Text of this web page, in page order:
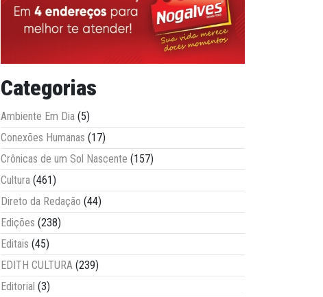
Categorias
Ambiente Em Dia (5)
Conexões Humanas (17)
Crônicas de um Sol Nascente (157)
Cultura (461)
Direto da Redação (44)
Edições (238)
Editais (45)
EDITH CULTURA (239)
Editorial (3)